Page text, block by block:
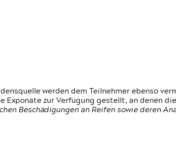
werden dem Teilnehmer ebenso
Exponate zur Verfügung gestellt, an denen
Beschädigungen an Reifen sowie deren